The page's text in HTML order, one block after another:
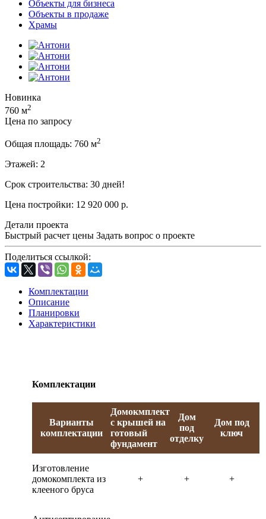
Объекты для бизнеса
Объекты в продаже
Храмы
Новинка
760 м2
Цена по запросу
Общая площадь: 760 м2
Этажей: 2
Срок строительства: 30 дней!
Цена постройки: 12 920 000 р.
Детали проекта
Быстрый расчет цены Задать вопрос о проекте
Поделиться ссылкой:
Комплектации
Описание
Планировки
Характеристики
Комплектации
Варианты
комплектации
Домокмплект
с крышей на
готовый
фундамент
Дом
под
отделку
Дом под
ключ
Изготовление
домокомплекта из
клееного бруса
+ + +